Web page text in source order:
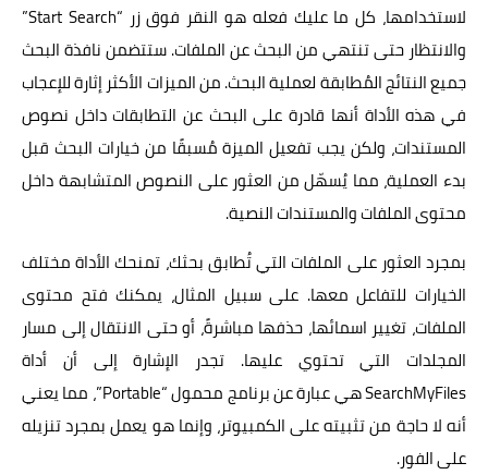
لاستخدامها، كل ما عليك فعله هو النقر فوق زر “Start Search”
والانتظار حتى تنتهي من البحث عن الملفات. ستتضمن نافذة البحث
جميع النتائج المُطابقة لعملية البحث. من الميزات الأكثر إثارة للإعجاب
في هذه الأداة أنها قادرة على البحث عن التطابقات داخل نصوص
المستندات، ولكن يجب تفعيل الميزة مُسبقًا من خيارات البحث قبل
بدء العملية، مما يُسهّل من العثور على النصوص المتشابهة داخل
محتوى الملفات والمستندات النصية.
بمجرد العثور على الملفات التي تُطابق بحثك، تمنحك الأداة مختلف
الخيارات للتفاعل معها. على سبيل المثال، يمكنك فتح محتوى
الملفات، تغيير اسمائها، حذفها مباشرةً، أو حتى الانتقال إلى مسار
المجلدات التي تحتوي عليها. تجدر الإشارة إلى أن أداة
SearchMyFiles هي عبارة عن برنامج محمول “Portable”، مما يعني
أنه لا حاجة من تثبيته على الكمبيوتر، وإنما هو يعمل بمجرد تنزيله
على الفور.